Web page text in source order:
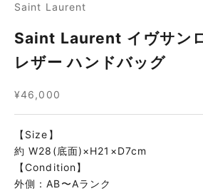
Saint Laurent
Saint Laurent イヴサン
レザー ハンドバッグ
セール価格
¥46,000
【Size】
約 W28(底面)×H21×D7cm
【Condition】
外側：AB〜Aランク